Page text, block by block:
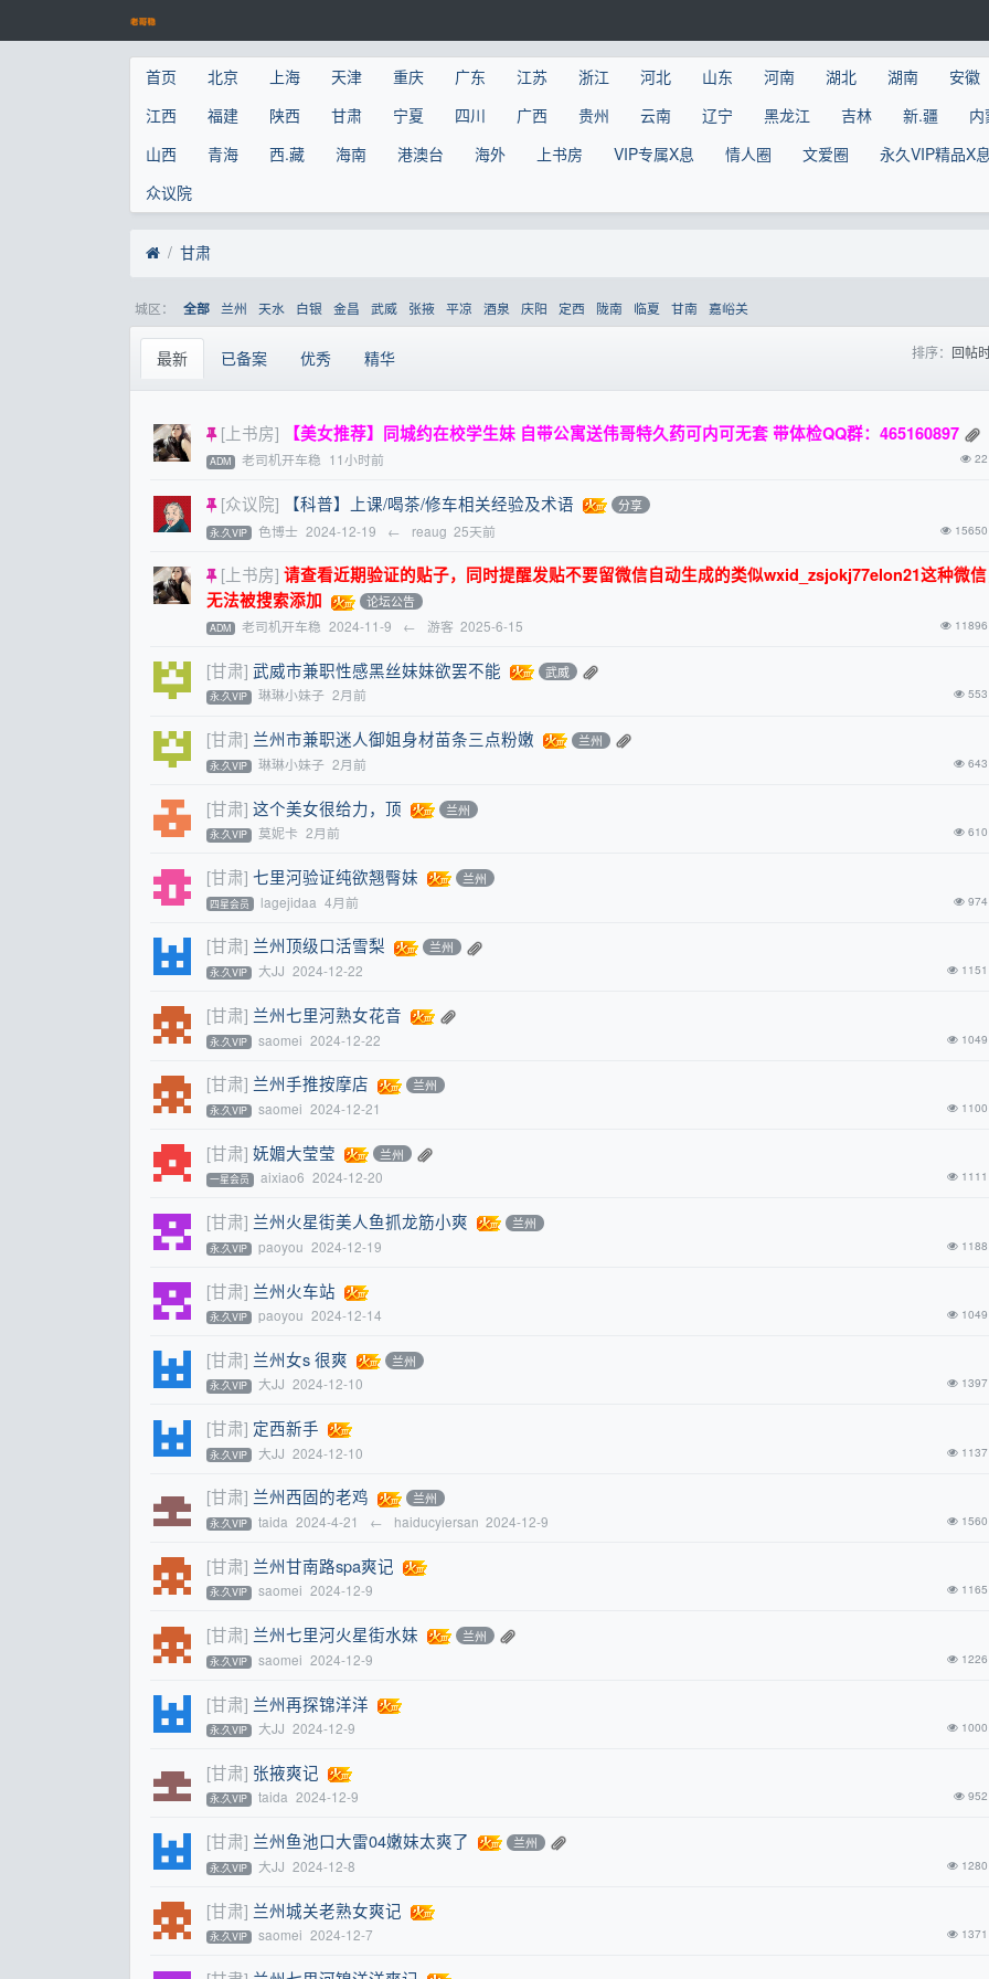
首页 北京 上海 天津 重庆 广东 江苏 浙江 河北 山东 河南 湖北 湖南
安徽
江西
福建 陕西 甘肃 宁夏 四川 广西 贵州 云南 辽宁 黑龙江 吉林 新.疆
山西
青海 西.藏 海南 港澳台 海外 上书房 VIP专属X息 情人圈 文爱圈
永久VIP精品X息
众议院
甘肃
城区： 全部 兰州 天水 白银 金昌 武威 张掖 平凉 酒泉 庆阳 定西 陇南 临夏 甘南 嘉峪关
最新 已备案 优秀 精华 排序： 回帖
[上书房] 【美女推荐】同城约在校学生妹 自带公寓送伟哥特久药可内可无套 带体检QQ群：465160897
ADM 老司机开车稳 11小时前 22
[众议院] 【科普】上课/喝茶/修车相关经验及术语 分享
永.久VIP 色博士 2024-12-19 ← reaug 25天前 15650
[上书房] 请查看近期验证的贴子，同时提醒发贴不要留微信自动生成的类似wxid_zsjokj77elon21这种微信
无法被搜索添加
论坛公告
ADM 老司机开车稳 2024-11-9 ← 游客 2025-6-15 11896
[甘肃] 武威市兼职性感黑丝妹妹欲罢不能 武威
永.久VIP 琳琳小妹子 2月前 553
[甘肃] 兰州市兼职迷人御姐身材苗条三点粉嫩 兰州
永.久VIP 琳琳小妹子 2月前 643
[甘肃] 这个美女很给力，顶 兰州
永.久VIP 莫妮卡 2月前 610
[甘肃] 七里河验证纯欲翘臀妹 兰州
四星会员 lagejidaa 4月前 974
[甘肃] 兰州顶级口活雪梨 兰州
永.久VIP 大JJ 2024-12-22 1151
[甘肃] 兰州七里河熟女花音
永.久VIP saomei 2024-12-22 1049
[甘肃] 兰州手推按摩店 兰州
永.久VIP saomei 2024-12-21 1100
[甘肃] 妩媚大莹莹 兰州
一星会员 aixiao6 2024-12-20 1111
[甘肃] 兰州火星街美人鱼抓龙筋小爽 兰州
永.久VIP paoyou 2024-12-19 1188
[甘肃] 兰州火车站
永.久VIP paoyou 2024-12-14 1049
[甘肃] 兰州女s 很爽 兰州
永.久VIP 大JJ 2024-12-10 1397
[甘肃] 定西新手
永.久VIP 大JJ 2024-12-10 1137
[甘肃] 兰州西固的老鸡 兰州
永.久VIP taida 2024-4-21 ← haiducyiersan 2024-12-9 1560
[甘肃] 兰州甘南路spa爽记
永.久VIP saomei 2024-12-9 1165
[甘肃] 兰州七里河火星街水妹 兰州
永.久VIP saomei 2024-12-9 1226
[甘肃] 兰州再探锦洋洋
永.久VIP 大JJ 2024-12-9 1000
[甘肃] 张掖爽记
永.久VIP taida 2024-12-9 952
[甘肃] 兰州鱼池口大雷04嫩妹太爽了 兰州
永.久VIP 大JJ 2024-12-8 1280
[甘肃] 兰州城关老熟女爽记
永.久VIP saomei 2024-12-7 1371